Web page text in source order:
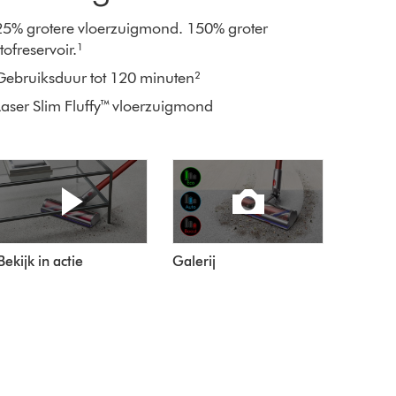
grotere vloerzuigmond. 150% groter
tot 120 minuten²
Slim Fluffy™ vloerzuigmond
in actie Galerij